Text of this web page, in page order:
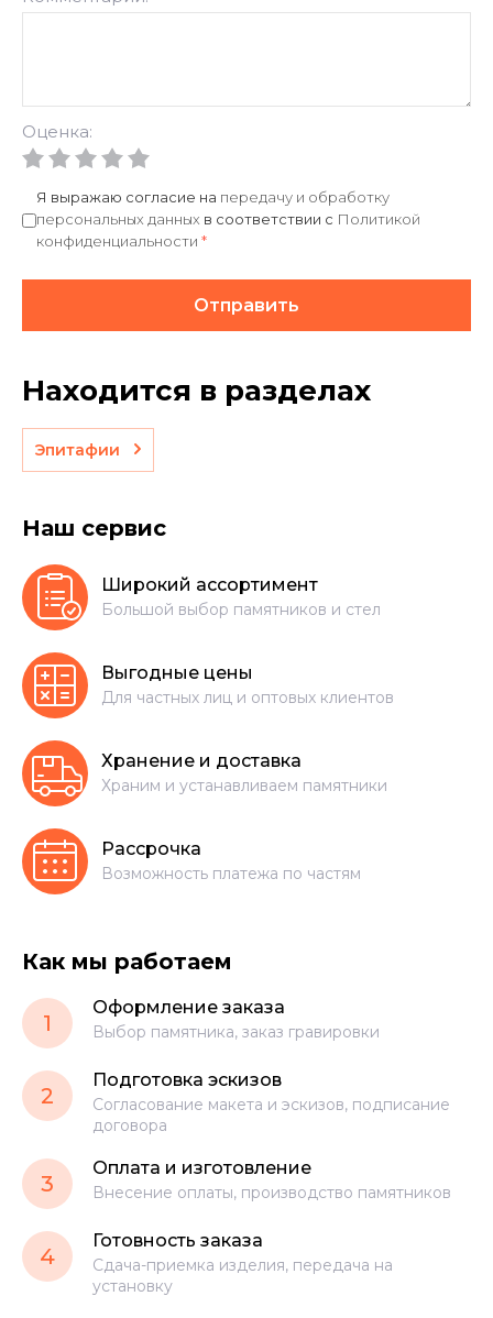
Оценка:
Я выражаю согласие на передачу и обработку
персональных данных в соответствии с Политикой
конфиденциальности *
Отправить
Находится в разделах
Эпитафии
Наш сервис
Широкий ассортимент
Большой выбор памятников и стел
Выгодные цены
Для частных лиц и оптовых клиентов
Хранение и доставка
Храним и устанавливаем памятники
Рассрочка
Возможность платежа по частям
Как мы работаем
1
Оформление заказа
Выбор памятника, заказ гравировки
2
Подготовка эскизов
Согласование макета и эскизов, подписание
договора
3
Оплата и изготовление
Внесение оплаты, производство памятников
4
Готовность заказа
Сдача-приемка изделия, передача на
установку